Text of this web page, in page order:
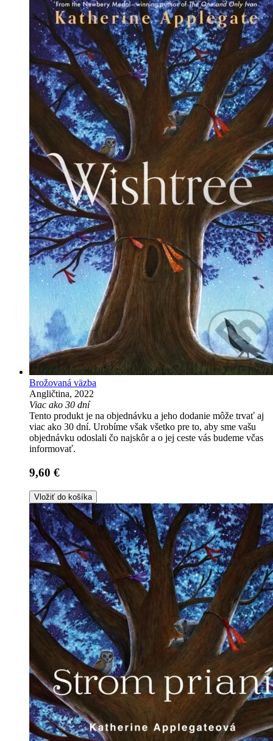
Brožovaná väzba
Angličtina, 2022
Viac ako 30 dní
Tento produkt je na objednávku a jeho dodanie môže trvať aj
viac ako 30 dní. Urobíme však všetko pre to, aby sme vašu
objednávku odoslali čo najskôr a o jej ceste vás budeme včas
informovať.
9,60 €
Vložiť do košíka